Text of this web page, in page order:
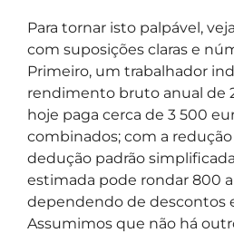
Para tornar isto palpável,
com suposições claras e
Primeiro, um trabalhador
rendimento bruto anual de
hoje paga cerca de 3 500
combinados; com a redução
dedução padrão
estimada pode rondar 800 a
dependendo de descontos
Assumimos que não há